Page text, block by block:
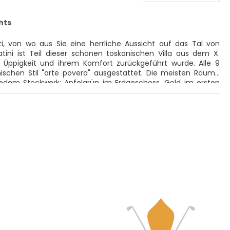
von wo aus Sie eine herrliche Aussicht auf das Tal von
ist Teil dieser schönen toskanischen Villa aus dem X.
und ihrem Komfort zurückgeführt wurde. Alle 9
Stil "arte povera" ausgestattet. Die meisten Räume
Stockwerk: Apfelgrün im Erdgeschoss, Gold im ersten
im Casale Montecatini. Sie können Ihre Freunde in der